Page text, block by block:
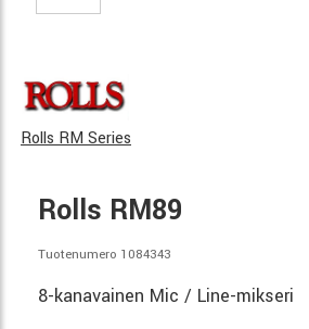
Rolls RM Series
Rolls RM89
Tuotenumero 1084343
8-kanavainen Mic / Line-mikseri